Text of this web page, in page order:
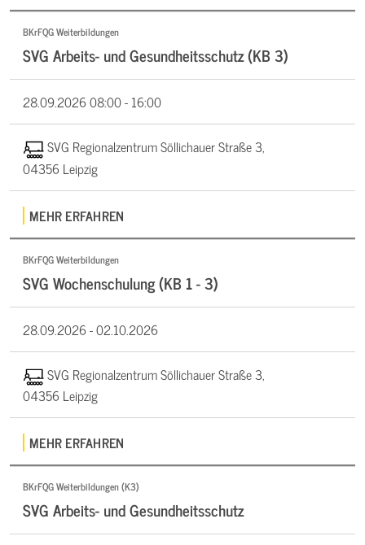
BKrFQG Weiterbildungen
SVG Arbeits- und Gesundheitsschutz (KB 3)
28.09.202608:00 - 16:00
SVG Regionalzentrum Söllichauer Straße 3,
04356 Leipzig
MEHR ERFAHREN
BKrFQG Weiterbildungen
SVG Wochenschulung (KB 1 - 3)
28.09.2026 -02.10.2026
SVG Regionalzentrum Söllichauer Straße 3,
04356 Leipzig
MEHR ERFAHREN
BKrFQG Weiterbildungen (K3)
SVG Arbeits- und Gesundheitsschutz